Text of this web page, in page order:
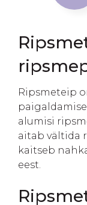
Ripsmeteip
alumisi
aitab vältida
kaitseb
eest.